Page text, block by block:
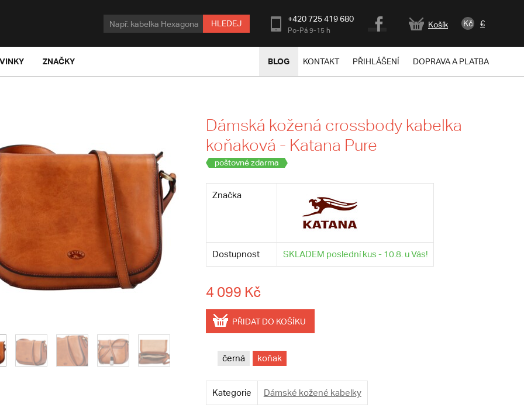
HLEDEJ +420 725 419 680
Po-Pá 9-15 h
Košík Kč €
ZNAČKY BLOG KONTAKT PŘIHLÁŠENÍ DOPRAVA A PLATBA
Dámská kožená crossbody kabelka
koňaková - Katana Pure
poštovné zdarma
Značka
Dostupnost SKLADEM poslední kus - 10.8. u Vás!
4 099 Kč
PŘIDAT DO KOŠÍKU
černá koňak
Kategorie Dámské kožené kabelky